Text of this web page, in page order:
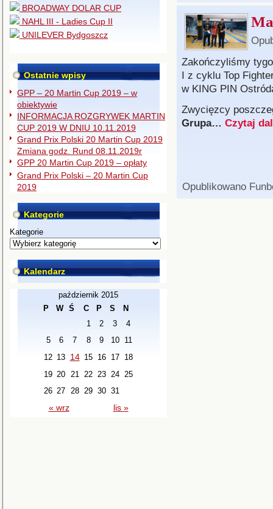
BROADWAY DOLAR CUP
NAHL III - Ladies Cup II
UNILEVER Bydgoszcz
Ostatnie wpisy
GPP – 20 Martin Cup 2019 – w
obiektywie
INFORMACJA ROZGRYWEK MARTIN
CUP 2019 W DNIU 10.11.2019
Grand Prix Polski 20 Martin Cup 2019
Zmiana godz. Rund 08.11.2019r
GPP 20 Martin Cup 2019 – opłaty
Grand Prix Polski – 20 Martin Cup
2019
Kategorie
Kategorie
Kalendarz
październik 2015
P
W Ś C P S N
« wrz lis »
1 2 3
4
5
6 7 8 9 10
11
12 13 14 15 16 17
18
19 20 21 22 23 24 25
26 27 28 29 30 31
Zakończyliśmy
I z cyklu Top
w KING PIN
Zwycięzcy
Grupa… Czytaj
Opublikowano